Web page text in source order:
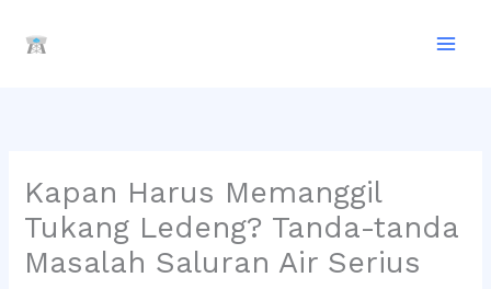
Kapan Harus Memanggil
Tukang Ledeng? Tanda-tanda
Masalah Saluran Air Serius
r